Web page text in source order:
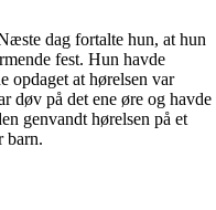
dag fortalte hun, at hun
fest. Hun havde
opdaget at hørelsen var
døv på det ene øre og havde
genvandt hørelsen på et
barn.